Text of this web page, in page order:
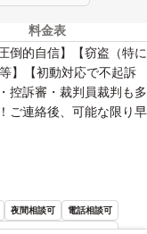
料金表
倒的自信】【窃盗（特に
】【初動対応で不起訴
控訴審・裁判員裁判も多
ご連絡後、可能な限り早
夜間相談可 電話相談可